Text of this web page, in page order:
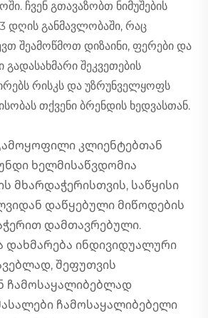
ჩვენ გთავაზობთ ნიმუშების
დღის განმავლობაში, რაც
შეამოწმოთ დიზაინი, ფერები და
გადასახმარი შეკვეთების
რისკს და უზრუნველყოფს
თქვენი ბრენდის ხედვასთან.
კლიენტებთან
ხელმისაწვდომია
მხარდაჭერისთვის, საწყისი
დაწყებული მიწოდების
დამთავრებული.
დახმარება ინდივიდუალური
შეფუთვის
ჩამოსაყალიბებლად
ჩამოსაყალიბებელი